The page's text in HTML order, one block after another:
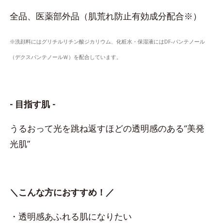
全品、医薬部外品（肌荒れ防止有効成分配合※）
※洗顔料にはグリチルリチン酸ジカリウム、化粧水・保湿液にはDF-パンテノール
（デクスパンテノールＷ）を配合しています。
- 目指す肌 -
うるおって光を跳ね返すほどの透明感のある“美発
光肌”
＼こんな方におすすめ！／
・透明感あふれる肌になりたい